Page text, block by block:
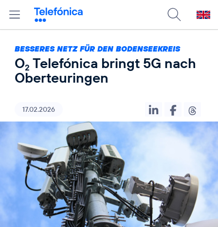
BESSERES NETZ FÜR DEN BODENSEEKREIS
O2 Telefónica bringt 5G nach
Oberteuringen
17.02.2026